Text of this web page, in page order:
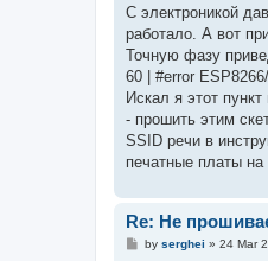
С электроникой
работало. А вот
Точную фазу
60 | #error
Искал я этот
- прошить этим
SSID речи в
печатные платы
Re: Не
Pby serghei » 24 Mar